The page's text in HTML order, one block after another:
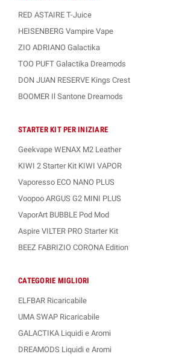
RED ASTAIRE T-Juice
HEISENBERG Vampire Vape
ZIO ADRIANO Galactika
TOO PUFT Galactika Dreamods
DON JUAN RESERVE Kings Crest
BOOMER Il Santone Dreamods
STARTER KIT PER INIZIARE
Geekvape WENAX M2 Leather
KIWI 2 Starter Kit KIWI VAPOR
Vaporesso ECO NANO PLUS
Voopoo ARGUS G2 MINI PLUS
VaporArt BUBBLE Pod Mod
Aspire VILTER PRO Starter Kit
BEEZ FABRIZIO CORONA Edition
CATEGORIE MIGLIORI
ELFBAR Ricaricabile
UMA SWAP Ricaricabile
GALACTIKA Liquidi e Aromi
DREAMODS Liquidi e Aromi